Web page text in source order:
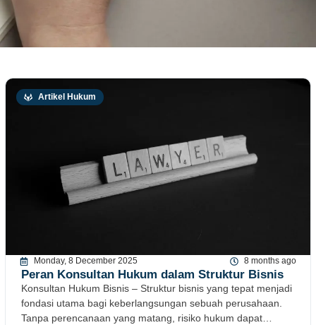
Artikel Hukum
Monday, 8 December 2025 8 months ago
Peran Konsultan Hukum dalam Struktur Bisnis
Konsultan Hukum Bisnis – Struktur bisnis yang tepat menjadi
fondasi utama bagi keberlangsungan sebuah perusahaan.
Tanpa perencanaan yang matang, risiko hukum dapat